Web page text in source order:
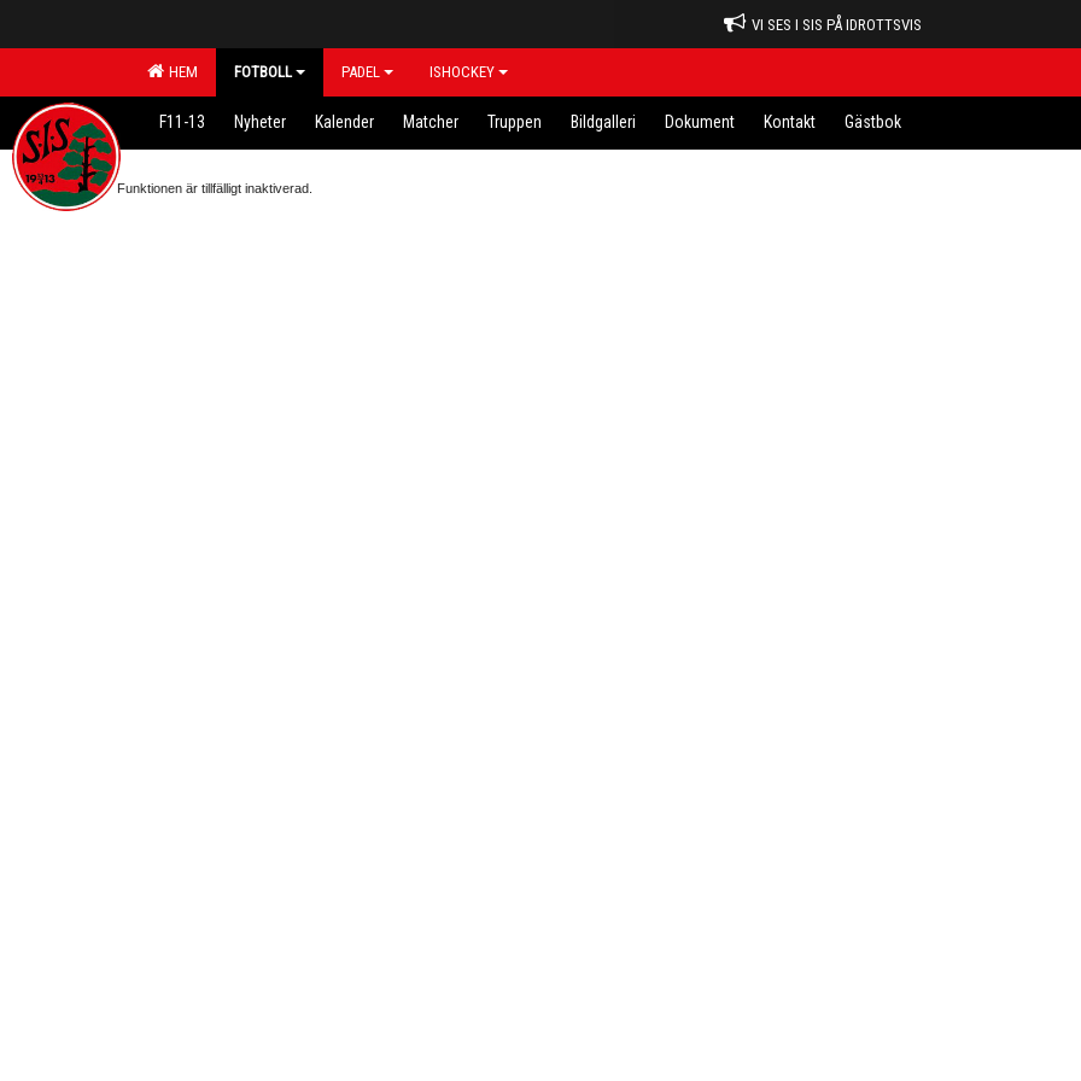
VI SES I SIS PÅ IDROTTSVIS
HEM FOTBOLL PADEL ISHOCKEY
F11-13 Nyheter Kalender Matcher Truppen Bildgalleri Dokument Kontakt Gästbok
Funktionen är tillfälligt inaktiverad.